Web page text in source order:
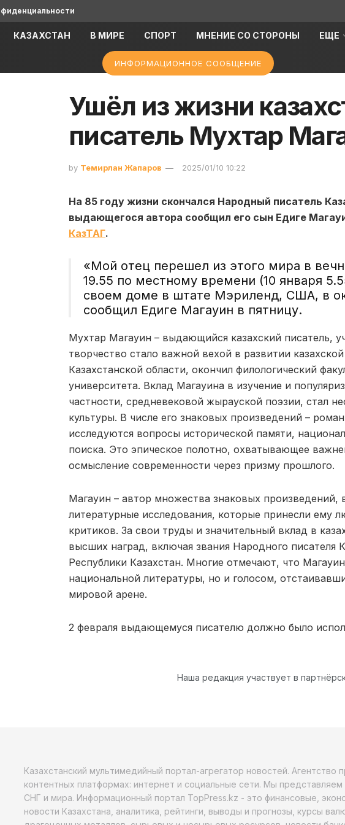
КАЗАХСТАН В МИРЕ СПОРТ МНЕНИЕ СО СТОРОНЫ ЕЩЕ
ИНФОРМАЦИОННОЕ СООБЩЕНИЕ
Ушёл из жизни
писатель Мухтар
by Темирлан Жапаров 2025/01/10 10:22
На 85 году жизни скончался Народный писатель
выдающегося автора сообщил его сын Едиге
КазТАГ.
«Мой отец перешел из этого мира в
19.55 по местному времени (10 января
своем доме в штате Мэриленд, США, в
сообщил Едиге Магауин в пятницу.
Мухтар Магауин – выдающийся казахский писатель,
творчество стало важной вехой в развитии
Казахстанской области, окончил филологический
университета. Вклад Магауина в изучение и
частности, средневековой жырауской поэзии, стал
культуры. В числе его знаковых произведений –
исследуются вопросы исторической памяти,
поиска. Это эпическое полотно, охватывающее
осмысление современности через призму прошлого.
Магауин – автор множества знаковых
литературные исследования, которые принесли ему
критиков. За свои труды и значительный вклад в
высших наград, включая звания Народного писателя
Республики Казахстан. Многие отмечают, что
национальной литературы, но и голосом,
мировой арене.
2 февраля выдающемуся писателю должно было
Наша редакция участвует в
Казахстанский мультимедийный портал-агрегатор новостей. Агентство
контентных платформах: интернет и социальные сети. Мы представляем
СНГ и мира. Информационный портал TopPress.kz - это финансовые,
новости Казахстана, аналитика, рейтинги, выводы и прогнозы, курсы